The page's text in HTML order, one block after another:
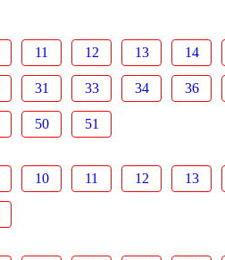
11 12 13 14
31 33 34 36
50 51
10 11 12 13